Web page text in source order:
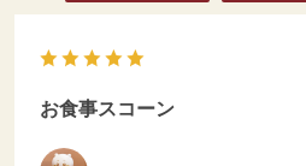
お食事スコーン